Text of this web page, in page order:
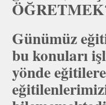
Günümüz
bu konuları
yönde